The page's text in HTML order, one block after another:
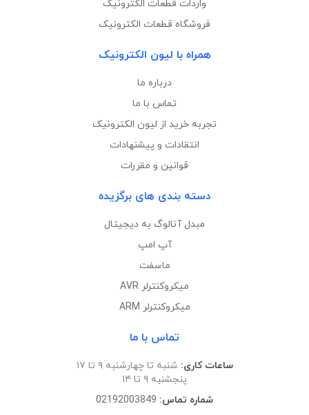
واردات قطعات الکترونیک
فروشگاه قطعات الکترونیک
همراه با لیون الکترونیک
درباره ما
تماس با ما
تجربه خرید از لیون الکترونیک
انتقادات و پیشنهادات
قوانین و مقررات
دسته بندی های برگزیده
مبدل آنالوگ به دیجیتال
آپ امپ
ماسفت
میکروکنترلر AVR
میکروکنترلر ARM
تماس با ما
ساعات کاری: شنبه تا چهارشنبه ۹ تا ۱۷
پنجشنبه ۹ تا ۱۴
شماره تماس: 02192003849